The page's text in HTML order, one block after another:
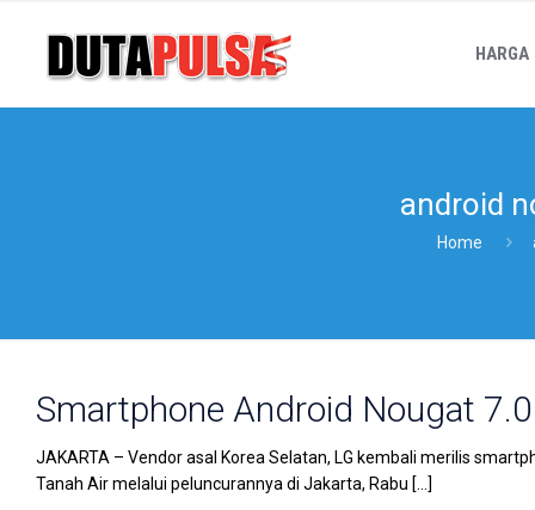
HARGA
android
Home
Smartphone Android Nougat
JAKARTA – Vendor asal Korea Selatan, LG kembali merilis
Tanah Air melalui peluncurannya di Jakarta, Rabu […]